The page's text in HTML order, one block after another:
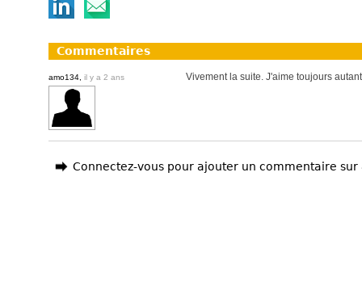
Commentaires
amo134, il y a 2 ans Vivement la suite. J'aime toujours
Connectez-vous pour ajouter un commentaire sur